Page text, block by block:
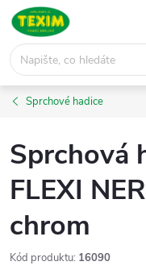
Přejít
obsah
Sprchové hadice
Sprchová
FLEXI
chrom
Kód produktu: 16090